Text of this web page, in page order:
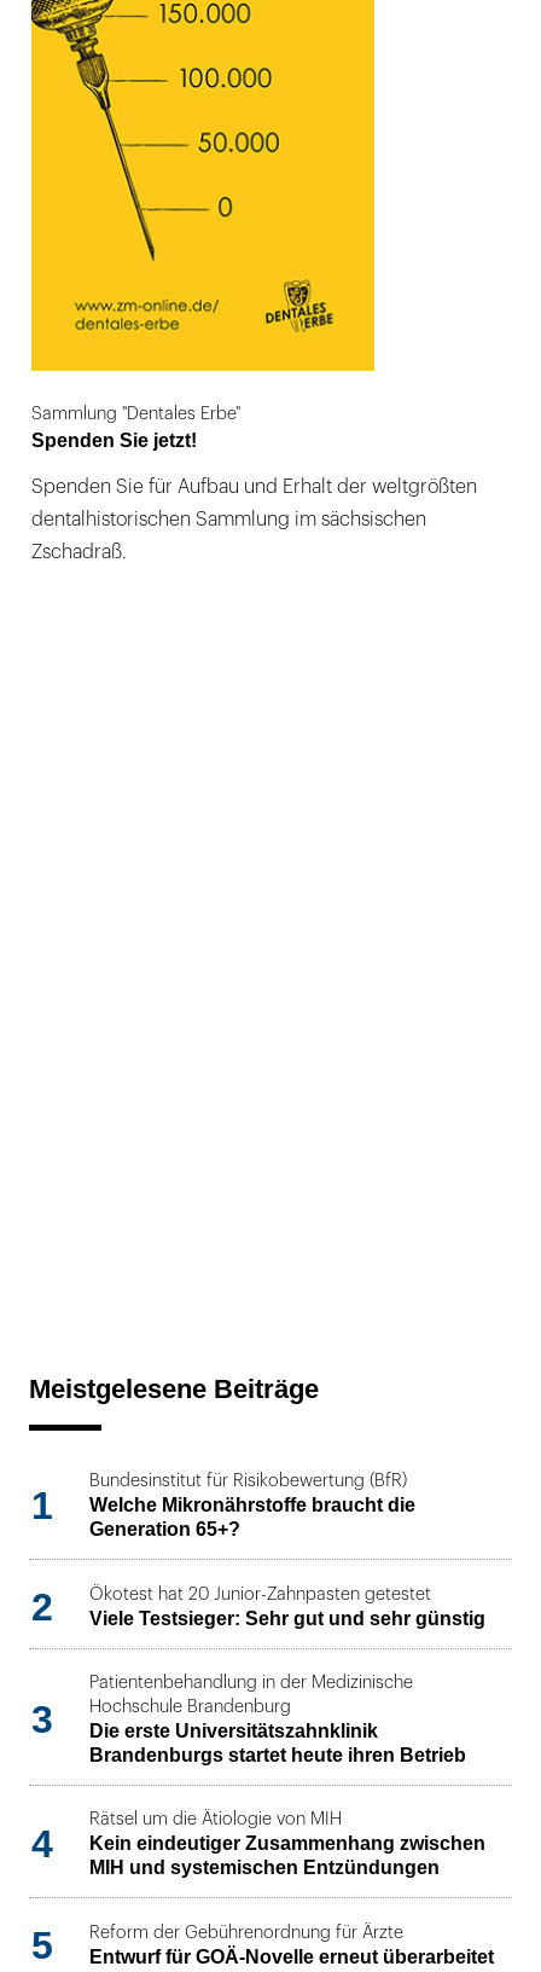
Sammlung "Dentales Erbe"
Spenden Sie jetzt!
Spenden Sie für Aufbau und Erhalt der weltgrößten
dentalhistorischen Sammlung im sächsischen
Zschadraß.
Meistgelesene Beiträge
1
Bundesinstitut für Risikobewertung (BfR)
Welche Mikronährstoffe braucht die
Generation 65+?
2 Ökotest hat 20 Junior-Zahnpasten getestet
Viele Testsieger: Sehr gut und sehr günstig
3
Patientenbehandlung in der Medizinische
Hochschule Brandenburg
Die erste Universitätszahnklinik
Brandenburgs startet heute ihren Betrieb
4
Rätsel um die Ätiologie von MIH
Kein eindeutiger Zusammenhang zwischen
MIH und systemischen Entzündungen
5 Reform der Gebührenordnung für Ärzte
Entwurf für GOÄ-Novelle erneut überarbeitet